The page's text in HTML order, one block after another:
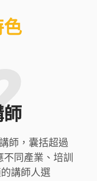
師，囊括超過
同產業、培訓
講師人選